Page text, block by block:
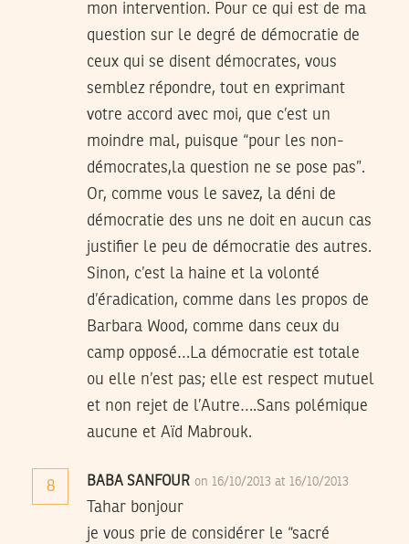
mon intervention. Pour ce qui est de ma
question sur le degré de démocratie de
ceux qui se disent démocrates, vous
semblez répondre, tout en exprimant
votre accord avec moi, que c’est un
moindre mal, puisque “pour les non-
démocrates,la question ne se pose pas”.
Or, comme vous le savez, la déni de
démocratie des uns ne doit en aucun cas
justifier le peu de démocratie des autres.
Sinon, c’est la haine et la volonté
d’éradication, comme dans les propos de
Barbara Wood, comme dans ceux du
camp opposé…La démocratie est totale
ou elle n’est pas; elle est respect mutuel
et non rejet de l’Autre….Sans polémique
aucune et Aïd Mabrouk.
8 BABA SANFOUR on 16/10/2013 at 16/10/2013
Tahar bonjour
je vous prie de considérer le “sacré